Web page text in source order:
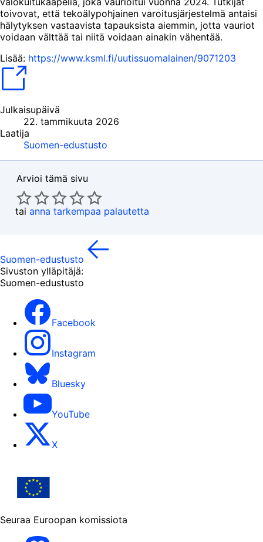
toivovat, että tekoälypohjainen varoitusjärjestelmä antaisi
hälytyksen vastaavista tapauksista aiemmin, jotta vauriot
voidaan välttää tai niitä voidaan ainakin vähentää.
Lisää: https://www.ksml.fi/uutissuomalainen/9071203
Julkaisupäivä
22. tammikuuta 2026
Laatija
Suomen-edustusto
Arvioi tämä sivu
tai anna tarkempaa palautetta
Suomen-edustusto
Sivuston ylläpitäjä:
Suomen-edustusto
Facebook
Instagram
Bluesky
YouTube
X
Seuraa Euroopan komissiota